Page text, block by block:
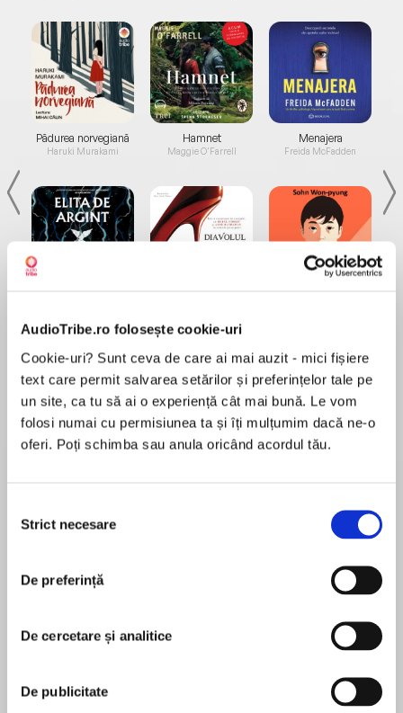
AudioTribe.ro folosește cookie-uri
Cookie-uri? Sunt ceva de care ai mai auzit - mici fișiere
text care permit salvarea setărilor și preferințelor tale pe
un site, ca tu să ai o experiență cât mai bună. Le vom
folosi numai cu permisiunea ta și îți mulțumim dacă ne-o
oferi. Poți schimba sau anula oricând acordul tău.
consimțământului
Strict necesare
De preferință
De cercetare și analitice
De publicitate
Pădurea norvegiană
Haruki Murakami
Hamnet
Maggie O'Farrell
Menajera
Freida McFadden
Desprecarte
The Pudding Pantry opens its doors for summer.
The sun is shining as Rachel and her gorgeous
Farm.
It takes a village to pull off the perfect country
for her friends and family as they roll out the
În acest moment nu există recenzii